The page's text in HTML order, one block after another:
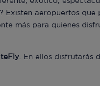
Existen aeropuertos que
más para quienes
. En ellos disfrutarás